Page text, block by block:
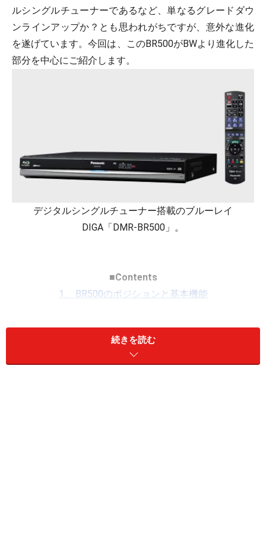
ルシングルチューナーであるなど、単なるグレードダウ
ンラインアップか？とも思われがちですが、意外な進化
を遂げています。今回は、このBR500がBWより進化した
部分を中心にご紹介します。
デジタルシングルチューナー搭載のブルーレイ
DIGA「DMR-BR500」。
■Contents
1. BR500のポジションと基本機能
3. 番組キープの実際
4. それ以外の新機能
5. まとめ
続きを読む